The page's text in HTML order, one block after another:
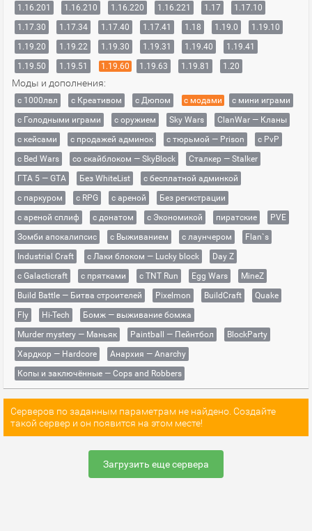
1.16.201
1.16.210 1.16.220 1.16.221 1.17
1.17.10
1.17.30
1.17.34 1.17.40 1.17.41 1.18 1.19.0
1.19.10
1.19.20
1.19.22 1.19.30 1.19.31 1.19.40
1.19.41
1.19.50
1.19.51 1.19.60 1.19.63 1.19.81 1.20
Моды и дополнения:
с 1000лвл c Креативом с Дюпом с модами
с мини играми
с Голодными играми
с оружием Sky Wars
ClanWar — Кланы
с кейсами
с продажей админок с тюрьмой — Prison
с PvP
с Bed Wars
со скайблоком — SkyBlock
Сталкер — Stalker
ГТА 5 — GTA
Без WhiteList
с бесплатной админкой
с паркуром
с RPG с ареной
Без регистрации
с ареной сплиф
с донатом с Экономикой пиратские
PVE
Зомби апокалипсис
с Выживанием с лаунчером
Flan`s
Industrial Craft
с Лаки блоком — Lucky block
Day Z
с Galacticraft
с прятками с TNT Run Egg Wars
MineZ
Build Battle — Битва строителей
Pixelmon BuildCraft
Quake
Fly
Hi-Tech
Бомж — выживание бомжа
Murder mystery — Маньяк
Paintball — Пейнтбол
BlockParty
Хардкор — Hardcore
Анархия — Anarchy
Копы и заключённые — Cops and Robbers
Серверов по заданным параметрам не найдено. Создайте
такой сервер и он появится на этом месте!
Загрузить еще сервера